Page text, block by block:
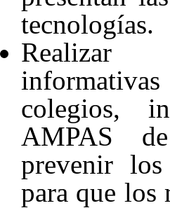
tecnologías.
Realizar
colegios,
AMPAS
prevenir los
para que los